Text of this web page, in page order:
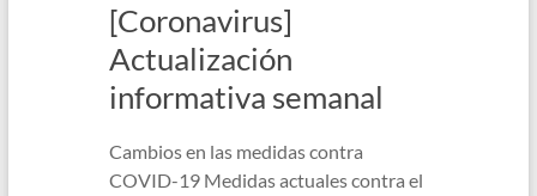
[Coronavirus]
Actualización
informativa semanal
Cambios en las medidas contra
COVID-19 Medidas actuales contra el